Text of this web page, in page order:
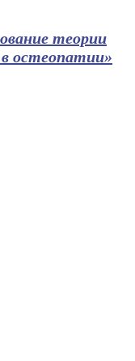
теории
остеопатии»